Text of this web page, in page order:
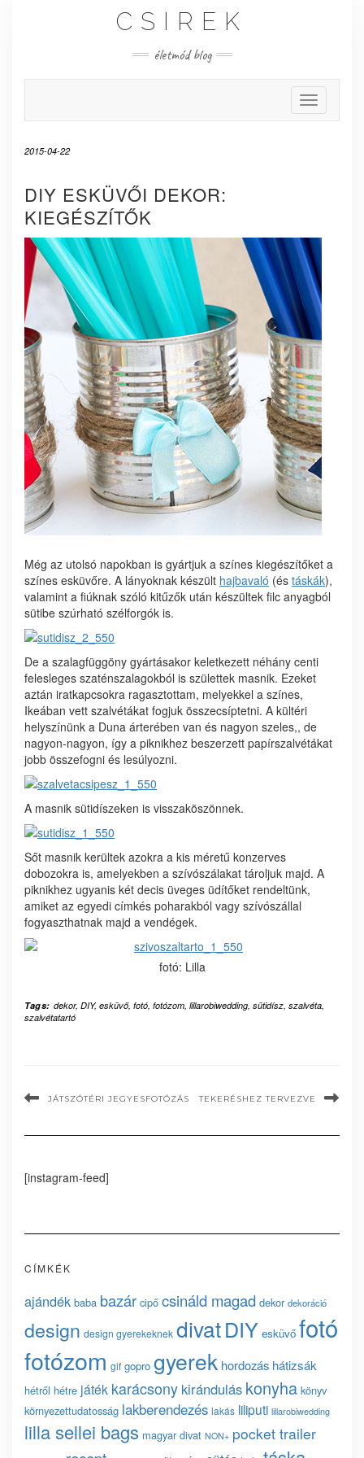
CSIREK
életmód blog
Toggle
2015-04-22
DIY ESKÜVŐI DEKOR:
KIEGÉSZÍTŐK
Még az utolsó napokban is gyártjuk a színes kiegészítőket a
színes esküvőre. A lányoknak készült hajbavaló (és táskák),
valamint a fiúknak szóló kitűzők után készültek filc anyagból
sütibe szúrható szélforgók is.
De a szalagfüggöny gyártásakor keletkezett néhány centi
felesleges szaténszalagokból is születtek masnik. Ezeket
aztán iratkapcsokra ragasztottam, melyekkel a színes,
Ikeában vett szalvétákat fogjuk összecsíptetni. A kültéri
helyszínünk a Duna árterében van és nagyon szeles,, de
nagyon-nagyon, így a piknikhez beszerzett papírszalvétákat
jobb összefogni és lesúlyozni.
A masnik sütidíszeken is visszaköszönnek.
Sőt masnik kerültek azokra a kis méretű konzerves
dobozokra is, amelyekben a szívószálakat tároljuk majd. A
piknikhez ugyanis két decis üveges üdítőket rendeltünk,
amiket az egyedi címkés poharakból vagy szívószállal
fogyaszthatnak majd a vendégek.
fotó: Lilla
Tags: dekor, DIY, esküvő, fotó, fotózom, lillarobiwedding, sütidísz, szalvéta,
szalvétatartó
JÁTSZÓTÉRI JEGYESFOTÓZÁS TEKERÉSHEZ TERVEZVE
[instagram-feed]
CÍMKÉK
ajándék baba bazár cipő csináld magad dekor dekoráció
design design gyerekeknek divatDIY esküvő fotó
fotózom gif gopro gyerek hordozás hátizsák
hétről hétre játék karácsony kirándulás konyha könyv
környezettudatosság lakberendezés lakás liliputi lillarobiwedding
lilla sellei bags magyar divat NON+ pocket trailer